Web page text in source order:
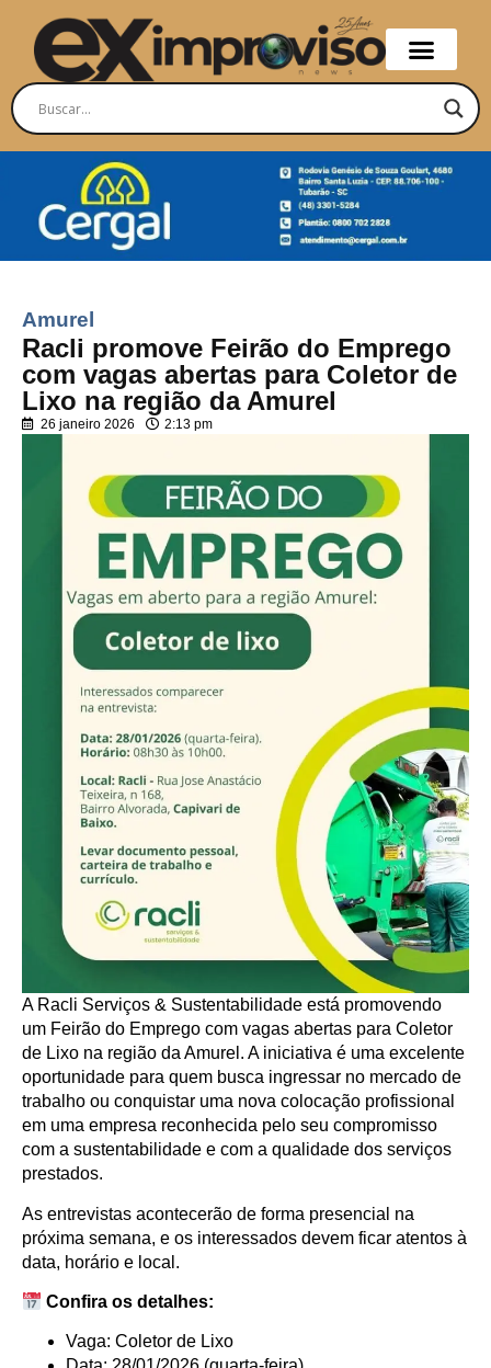
Amurel
Racli promove Feirão do Emprego
com vagas abertas para Coletor de
Lixo na região da Amurel
26 janeiro 2026 2:13 pm
A Racli Serviços & Sustentabilidade está promovendo
um Feirão do Emprego com vagas abertas para Coletor
de Lixo na região da Amurel. A iniciativa é uma excelente
oportunidade para quem busca ingressar no mercado de
trabalho ou conquistar uma nova colocação profissional
em uma empresa reconhecida pelo seu compromisso
com a sustentabilidade e com a qualidade dos serviços
prestados.
As entrevistas acontecerão de forma presencial na
próxima semana, e os interessados devem ficar atentos à
data, horário e local.
Confira os detalhes:
Vaga: Coletor de Lixo